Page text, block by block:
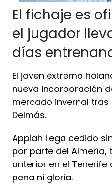
El fichaje es
el jugador
días
El joven extremo
nueva incorporación
mercado invernal tras
Delmás.
Appiah llega cedido
por parte del Almería,
anterior en el Tenerife
pena ni gloria.